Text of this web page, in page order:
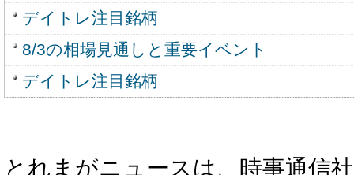
デイトレ注目銘柄
8/3の相場見通しと重要イベント
デイトレ注目銘柄
とれまがニュースは、時事通信